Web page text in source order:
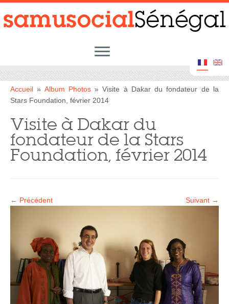
Passer
au
contenu
Accueil
Le Samu Social Sénégal
Nos Actions
Nos Partenaires
Nos Soutiens
Faire un Don
Accueil » Album Photos » Visite à Dakar du fondateur de la
Stars Foundation, février 2014
Visite à Dakar du
fondateur de la Stars
Foundation, février 2014
← Précédent Suivant →